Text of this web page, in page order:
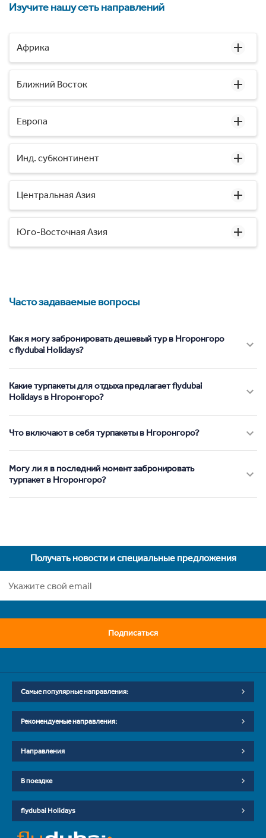
Изучите нашу сеть направлений
Африка
Ближний Восток
Европа
Инд. субконтинент
Центральная Азия
Юго-Восточная Азия
Часто задаваемые вопросы
Как я могу забронировать дешевый тур в Нгоронгоро
с flydubai Holidays?
Какие турпакеты для отдыха предлагает flydubai
Holidays в Нгоронгоро?
Что включают в себя турпакеты в Нгоронгоро?
Могу ли я в последний момент забронировать
турпакет в Нгоронгоро?
Получать новости и специальные предложения
Подписаться
Самые популярные направления:
Рекомендуемые направления:
Направления
В поездке
flydubai Holidays